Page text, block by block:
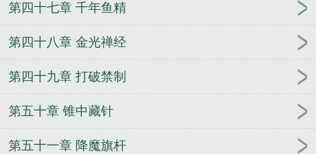
第四十七章 千年鱼精
第四十八章 金光禅经
第四十九章 打破禁制
第五十章 锥中藏针
第五十一章 降魔旗杆